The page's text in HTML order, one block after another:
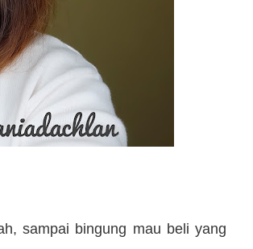
sampai bingung mau beli yang